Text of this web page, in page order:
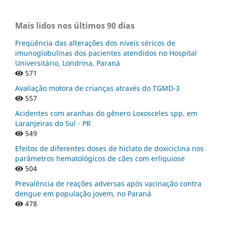
Mais lidos nos últimos 90 dias
Freqüência das alterações dos níveis séricos de
imunoglobulinas dos pacientes atendidos no Hospital
Universitário, Londrina, Paraná
571
Avaliação motora de crianças através do TGMD-3
557
Acidentes com aranhas do gênero Loxosceles spp. em
Laranjeiras do Sul - PR
549
Efeitos de diferentes doses de hiclato de doxiciclina nos
parâmetros hematológicos de cães com erliquiose
504
Prevalência de reações adversas após vacinação contra
dengue em população jovem, no Paraná
478